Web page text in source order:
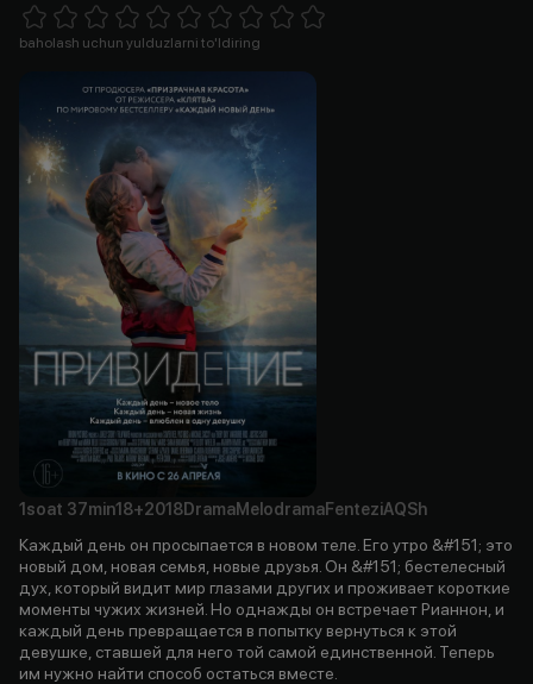
1 Star 2 Stars 3 Stars 4 Stars5 Stars 6 Stars7 Stars8 Stars
baholash uchun yulduzlarni to'ldiring
1soat 37min18+2018DramaMelodramaFenteziAQSh
Каждый день он просыпается в новом теле. Его утро &#151; это
новый дом, новая семья, новые друзья. Он &#151; бестелесный
дух, который видит мир глазами других и проживает короткие
моменты чужих жизней. Но однажды он встречает Рианнон, и
каждый день превращается в попытку вернуться к этой
девушке, ставшей для него той самой единственной. Теперь
им нужно найти способ остаться вместе.